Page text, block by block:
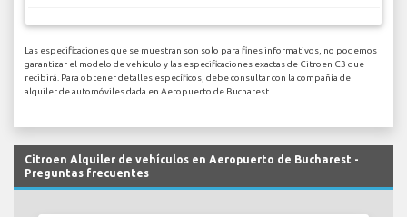
Las especificaciones que se muestran son solo para fines informativos, no podemos
garantizar el modelo de vehículo y las especificaciones exactas de Citroen C3 que
recibirá. Para obtener detalles específicos, debe consultar con la compañía de
alquiler de automóviles dada en Aeropuerto de Bucharest.
Citroen Alquiler de vehículos en Aeropuerto de Bucharest -
Preguntas frecuentes